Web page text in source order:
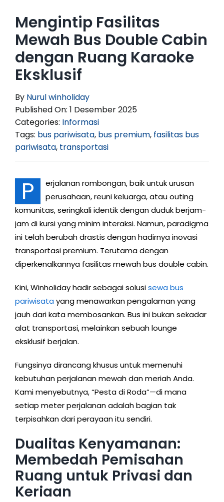
Mengintip Fasilitas
Mewah Bus Double Cabin
dengan Ruang Karaoke
Eksklusif
By Nurul winholiday
Published On: 1 Desember 2025
Categories: Informasi
Tags: bus pariwisata, bus premium, fasilitas bus
pariwisata, transportasi
P
erjalanan rombongan, baik untuk urusan
perusahaan, reuni keluarga, atau outing
komunitas, seringkali identik dengan duduk berjam-
jam di kursi yang minim interaksi. Namun, paradigma
ini telah berubah drastis dengan hadirnya inovasi
transportasi premium. Terutama dengan
diperkenalkannya fasilitas mewah bus double cabin.
Kini, Winholiday hadir sebagai solusisewa bus
pariwisata yang menawarkan pengalaman yang
jauh dari kata membosankan. Bus ini bukan sekadar
alat transportasi, melainkan sebuah lounge
eksklusif berjalan.
Fungsinya dirancang khusus untuk memenuhi
kebutuhan perjalanan mewah dan meriah Anda.
Kami menyebutnya, “Pesta di Roda”—di mana
setiap meter perjalanan adalah bagian tak
terpisahkan dari perayaan itu sendiri.
Dualitas Kenyamanan:
Membedah Pemisahan
Ruang untuk Privasi dan
Keriaan